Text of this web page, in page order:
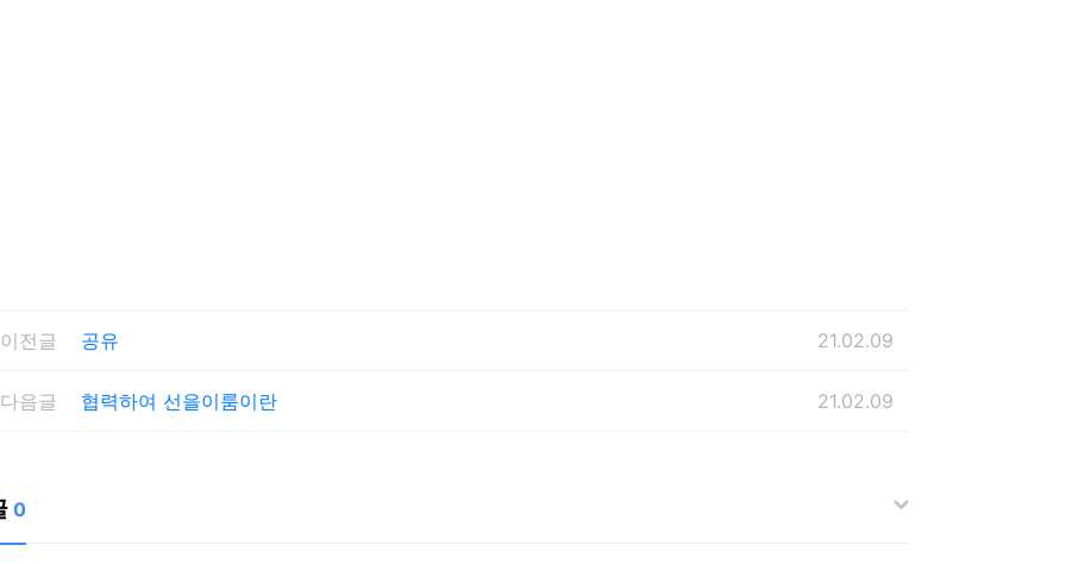
전글 공유 21.02.09
음글 협력하여 선을이룸이란 21.02.09
0